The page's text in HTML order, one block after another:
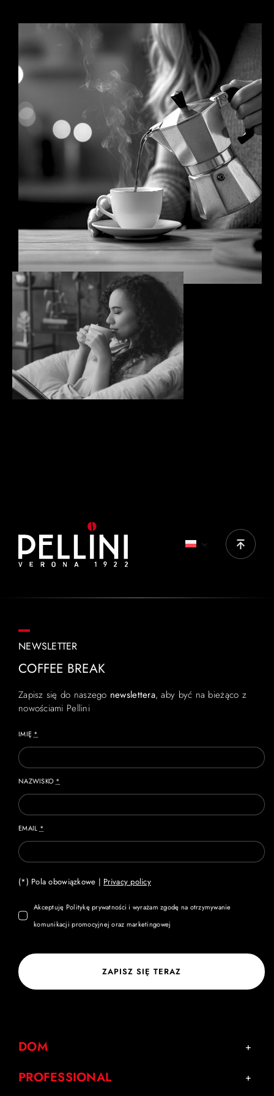
NEWSLETTER
COFFEE BREAK
Zapisz się do naszego newslettera, aby być na bieżąco z
nowościami Pellini
IMIĘ *
NAZWISKO *
EMAIL *
(*) Pola obowiązkowe | Privacy policy
Akceptuję Politykę prywatności i wyrażam zgodę na otrzymywanie
komunikacji promocyjnej oraz marketingowej
ZAPISZ SIĘ TERAZ
DOM
PROFESSIONAL